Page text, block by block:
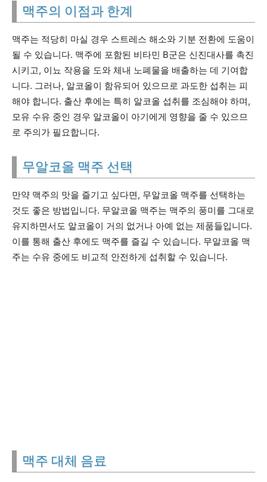
맥주의 이점과 한계
맥주는 적당히 마실 경우 스트레스 해소와 기분 전환에 도움이
될 수 있습니다. 맥주에 포함된 비타민 B군은 신진대사를 촉진
시키고, 이뇨 작용을 도와 체내 노폐물을 배출하는 데 기여합
니다. 그러나, 알코올이 함유되어 있으므로 과도한 섭취는 피
해야 합니다. 출산 후에는 특히 알코올 섭취를 조심해야 하며,
모유 수유 중인 경우 알코올이 아기에게 영향을 줄 수 있으므
로 주의가 필요합니다.
무알코올 맥주 선택
만약 맥주의 맛을 즐기고 싶다면, 무알코올 맥주를 선택하는
것도 좋은 방법입니다. 무알코올 맥주는 맥주의 풍미를 그대로
유지하면서도 알코올이 거의 없거나 아예 없는 제품들입니다.
이를 통해 출산 후에도 맥주를 즐길 수 있습니다. 무알코올 맥
주는 수유 중에도 비교적 안전하게 섭취할 수 있습니다.
맥주 대체 음료